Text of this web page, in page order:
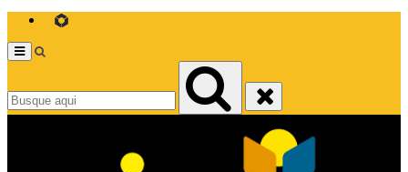
.
Menu